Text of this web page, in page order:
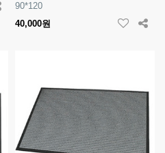
90*120
40,000원